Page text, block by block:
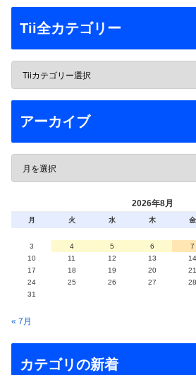
Tii全カテゴリー
アーカイブ
2026年8月
月 火 水 木 金
3
4 5 6 7
10
11 12 13 14
17
18 19 20 21
24
25 26 27 28
31
« 7月
カテゴリの新着